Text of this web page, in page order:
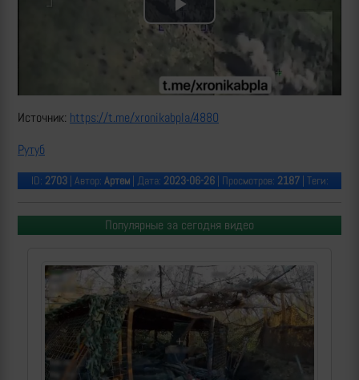
Play
Video
Источник: https://t.me/xronikabpla/4880
Рутуб
ID: 2703| Автор: Артем| Дата: 2023-06-26| Просмотров: 2187| Теги:
Популярные за сегодня видео